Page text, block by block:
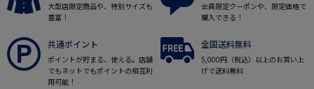
大型店限定商品や、特別サイズも
豊富！
会員限定クーポンや、限定価格で
購入できる！
共通ポイント
ポイントが貯まる、使える。店舗
でもネットでもポイントの相互利
用可能！
全国送料無料
5,000円（税込）以上のお買い上
げで送料無料